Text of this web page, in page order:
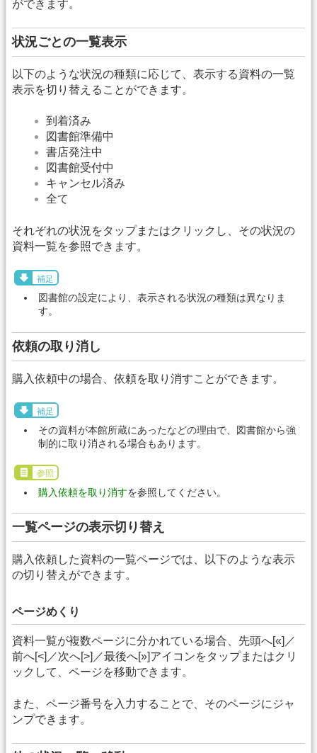
ができます。
状況ごとの一覧表示
以下のような状況の種類に応じて、表示する資料の一覧
表示を切り替えることができます。
到着済み
図書館準備中
書店発注中
図書館受付中
キャンセル済み
全て
それぞれの状況をタップまたはクリックし、その状況の
資料一覧を参照できます。
補足
図書館の設定により、表示される状況の種類は異なりま
す。
依頼の取り消し
購入依頼中の場合、依頼を取り消すことができます。
補足
その資料が本館所蔵にあったなどの理由で、図書館から強
制的に取り消される場合もあります。
参照
購入依頼を取り消すを参照してください。
一覧ページの表示切り替え
購入依頼した資料の一覧ページでは、以下のような表示
の切り替えができます。
ページめくり
資料一覧が複数ページに分かれている場合、先頭へ[«]／
前へ[<]／次へ[>]／最後へ[»]アイコンをタップまたはクリ
ックして、ページを移動できます。
また、ページ番号を入力することで、そのページにジャ
ンプできます。